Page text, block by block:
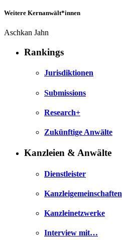
Weitere Kernanwält*innen
Aschkan Jahn
Rankings
Jurisdiktionen
Submissions
Research+
Zukünftige Anwälte
Kanzleien & Anwälte
Dienstleister
Kanzleigemeinschaften
Kanzleinetzwerke
Interview mit…